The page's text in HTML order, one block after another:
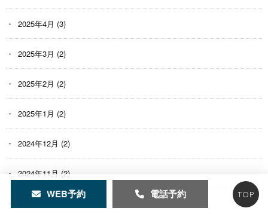
2025年4月 (3)
2025年3月 (2)
2025年2月 (2)
2025年1月 (2)
2024年12月 (2)
2024年11月 (2)
WEB予約 電話予約 TOP